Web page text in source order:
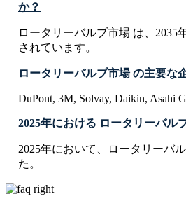
か？
ロータリーバルブ市場 は、2035
されています。
ロータリーバルブ市場 の主要な
DuPont, 3M, Solvay, Daikin, Asahi
2025年における ロータリーバル
2025年において、ロータリーバ
た。